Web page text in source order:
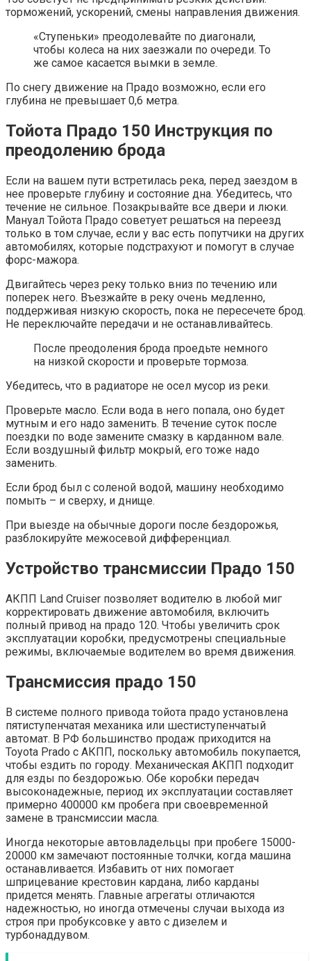
торможений, ускорений, смены направления движения.
«Ступеньки» преодолевайте по диагонали,
чтобы колеса на них заезжали по очереди. То
же самое касается вымки в земле.
По снегу движение на Прадо возможно, если его
глубина не превышает 0,6 метра.
Тойота Прадо 150 Инструкция по
преодолению брода
Если на вашем пути встретилась река, перед заездом в
нее проверьте глубину и состояние дна. Убедитесь, что
течение не сильное. Позакрывайте все двери и люки.
Мануал Тойота Прадо советует решаться на переезд
только в том случае, если у вас есть попутчики на других
автомобилях, которые подстрахуют и помогут в случае
форс-мажора.
Двигайтесь через реку только вниз по течению или
поперек него. Въезжайте в реку очень медленно,
поддерживая низкую скорость, пока не пересечете брод.
Не переключайте передачи и не останавливайтесь.
После преодоления брода проедьте немного
на низкой скорости и проверьте тормоза.
Убедитесь, что в радиаторе не осел мусор из реки.
Проверьте масло. Если вода в него попала, оно будет
мутным и его надо заменить. В течение суток после
поездки по воде замените смазку в карданном вале.
Если воздушный фильтр мокрый, его тоже надо
заменить.
Если брод был с соленой водой, машину необходимо
помыть – и сверху, и днище.
При выезде на обычные дороги после бездорожья,
разблокируйте межосевой дифференциал.
Устройство трансмиссии Прадо 150
АКПП Land Cruiser позволяет водителю в любой миг
корректировать движение автомобиля, включить
полный привод на прадо 120. Чтобы увеличить срок
эксплуатации коробки, предусмотрены специальные
режимы, включаемые водителем во время движения.
Трансмиссия прадо 150
В системе полного привода тойота прадо установлена
пятиступенчатая механика или шестиступенчатый
автомат. В РФ большинство продаж приходится на
Toyota Prado с АКПП, поскольку автомобиль покупается,
чтобы ездить по городу. Механическая АКПП подходит
для езды по бездорожью. Обе коробки передач
высоконадежные, период их эксплуатации составляет
примерно 400000 км пробега при своевременной
замене в трансмиссии масла.
Иногда некоторые автовладельцы при пробеге 15000-
20000 км замечают постоянные толчки, когда машина
останавливается. Избавить от них помогает
шприцевание крестовин кардана, либо карданы
придется менять. Главные агрегаты отличаются
надежностью, но иногда отмечены случаи выхода из
строя при пробуксовке у авто с дизелем и
турбонаддувом.